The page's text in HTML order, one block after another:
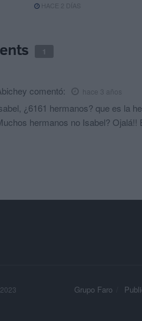
HACE 2 DÍAS
1
comentó: hace 3 años
¿6161 hermanos? que es la
hermanos no Isabel? Ojalá!!
Grupo Faro